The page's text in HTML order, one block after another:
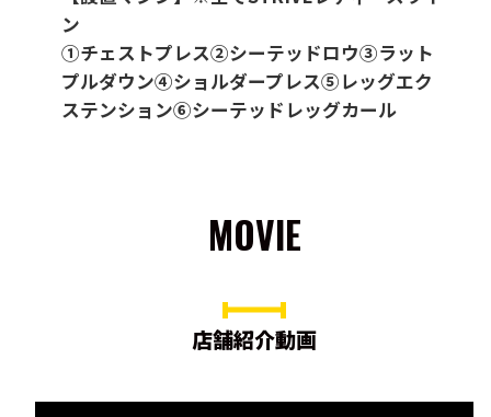
ン
①チェストプレス②シーテッドロウ③ラット
プルダウン④ショルダープレス⑤レッグエク
ステンション⑥シーテッドレッグカール
MOVIE
店舗紹介動画